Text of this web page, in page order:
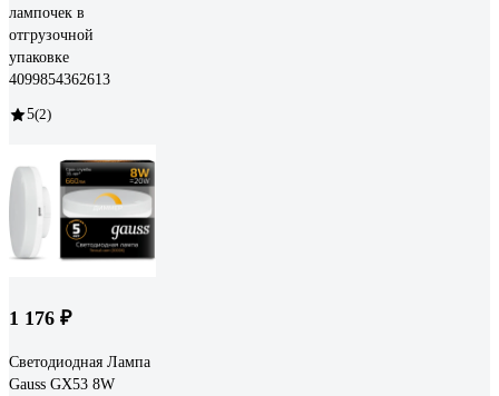
лампочек в
отгрузочной
упаковке
4099854362613
5(2)
1 176 ₽
Светодиодная Лампа
Gauss GX53 8W